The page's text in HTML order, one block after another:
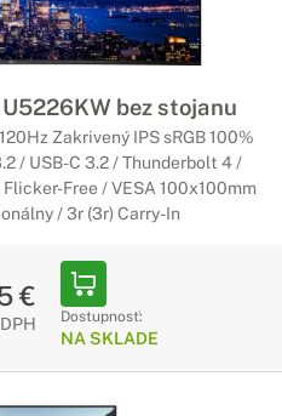
bez stojanu
Zakrivený IPS sRGB 100%
/ USB-C 3.2 / Thunderbolt 4 /
Free / VESA 100x100mm
/ 3r (3r) Carry-In
€
Dostupnosť:
NA SKLADE